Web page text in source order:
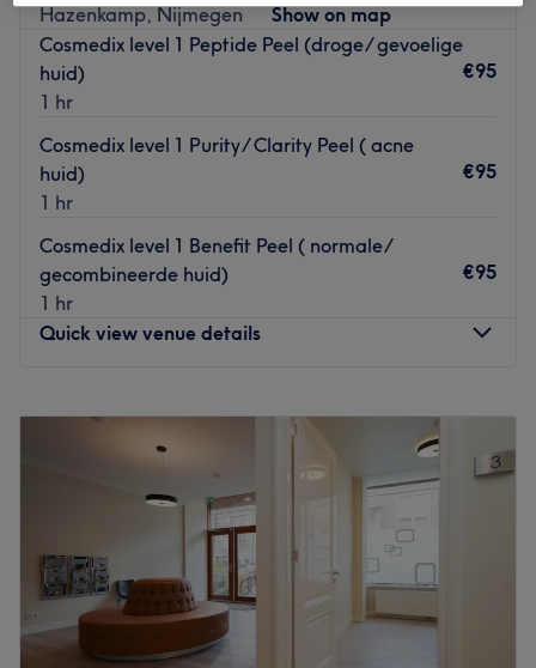
Hazenkamp, Nijmegen
Show on map
Cosmedix level 1 Peptide Peel (droge/ gevoelige
huid)
1 hr
€95
Cosmedix level 1 Purity/ Clarity Peel ( acne
huid)
1 hr
€95
Cosmedix level 1 Benefit Peel ( normale/
gecombineerde huid)
1 hr
€95
Quick view venue details
Tuesday
22:00
Wednesday
–22:00
09:00–22:00
09:00 –
Closed
Sunday
Closed
Huidinstituut Maudy Vossen – Nijmegen is een
professioneel huidinstituut sinds 2004 ,waar persoonlijke